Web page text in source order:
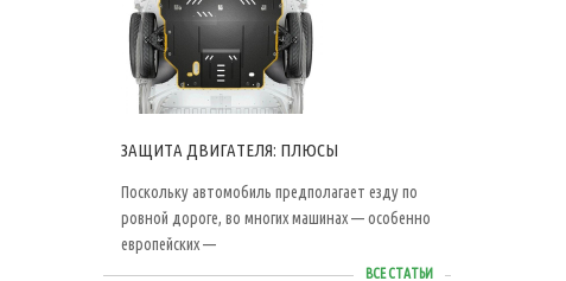
ЗАЩИТА ДВИГАТЕЛЯ: ПЛЮСЫ
Поскольку автомобиль предполагает езду по
ровной дороге, во многих машинах — особенно
европейских —
ВСЕ СТАТЬИ